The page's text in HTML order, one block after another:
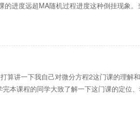
的进度远超MA随机过程进度这种倒挂现象
算讲一下我自己对微分方程2这门课的理解
本课程的同学大致了解一下这门课的定位